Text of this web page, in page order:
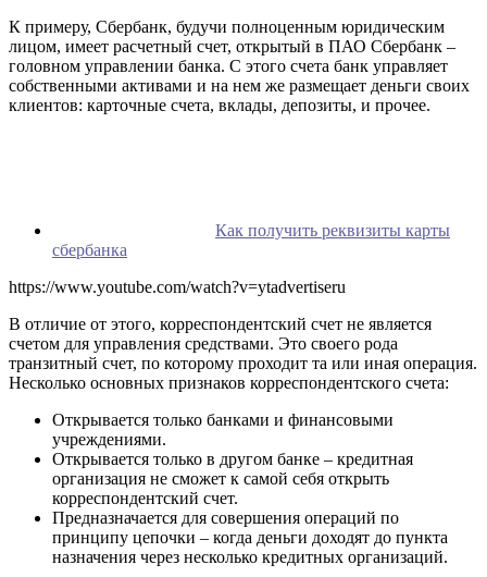
К примеру, Сбербанк, будучи полноценным юридическим
лицом, имеет расчетный счет, открытый в ПАО Сбербанк –
головном управлении банка. С этого счета банк управляет
собственными активами и на нем же размещает деньги своих
клиентов: карточные счета, вклады, депозиты, и прочее.
Как получить реквизиты карты
сбербанка
https://www.youtube.com/watch?v=ytadvertiseru
В отличие от этого, корреспондентский счет не является
счетом для управления средствами. Это своего рода
транзитный счет, по которому проходит та или иная операция.
Несколько основных признаков корреспондентского счета:
Открывается только банками и финансовыми
учреждениями.
Открывается только в другом банке – кредитная
организация не сможет к самой себя открыть
корреспондентский счет.
Предназначается для совершения операций по
принципу цепочки – когда деньги доходят до пункта
назначения через несколько кредитных организаций.